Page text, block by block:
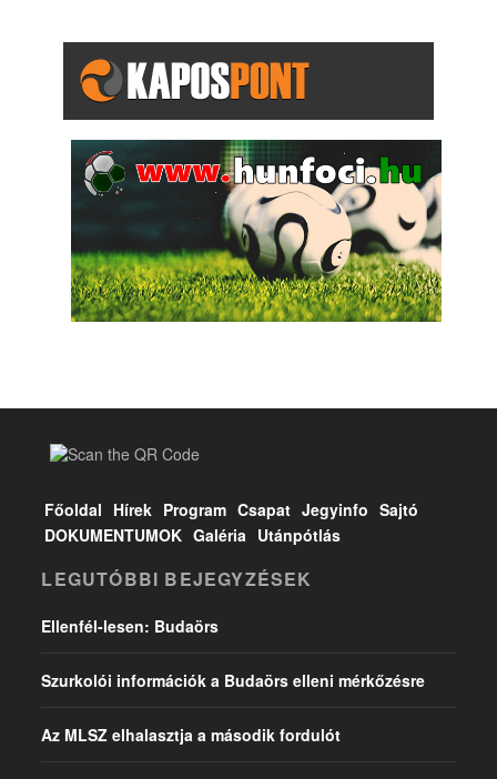
Főoldal Hírek Program Csapat Jegyinfo Sajtó
DOKUMENTUMOK Galéria Utánpótlás
LEGUTÓBBI BEJEGYZÉSEK
Ellenfél-lesen: Budaörs
Szurkolói információk a Budaörs elleni mérkőzésre
Az MLSZ elhalasztja a második fordulót